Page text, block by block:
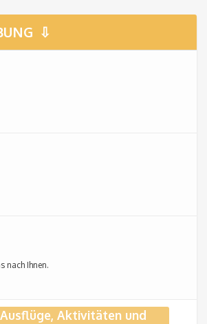
nach Ihnen.
Aktivitäten und